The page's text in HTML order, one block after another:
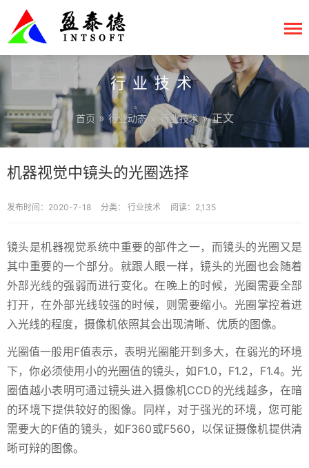
行业技术
首页 »行业动态» 行业技术» 正文
机器视觉中镜头的光圈选择
发布时间：2020-7-18 分类： 行业技术 阅读：2,135
镜头是机器视觉系统中重要的部件之一，而镜头的光圈又是
其中重要的一个部分。就跟人眼一样，镜头的光圈也会随着
外部光线的强弱而进行变化。在晚上的时候，光圈需要全部
打开，在外部光线较强的时候，则需要缩小。光圈掌控着进
入光线的程度，摄像机依照其会出现清晰、优质的图像。
光圈值一般用F值表示，表明光圈能开到多大，在弱光的环境
下，你必须使用小的光圈值的镜头，如F1.0，F1.2，F1.4。光
圈值越小表明可通过镜头进入摄像机CCD的光线越多，在暗
的环境下提供较好的图像。同样，对于强光的环境，您可能
需要大的F值的镜头，如F360或F560，以保证摄像机提供清
晰可辩的图像。